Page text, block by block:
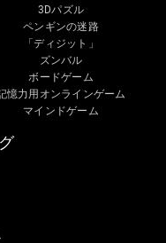
3Dパズル
ペンギンの迷路
「ディジット」
ズンバル
ボードゲーム
憶力用オンラインゲーム
マインドゲーム